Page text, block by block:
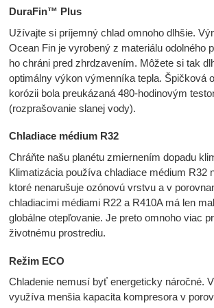
DuraFin™ Plus
Užívajte si príjemný chlad omnoho dlhšie.
Ocean Fin je vyrobený z materiálu odolného
ho chráni pred zhrdzavením. Môžete si tak
optimálny výkon výmenníka tepla. Špičková
korózii bola preukázaná 480-hodinovým
(rozprašovanie slanej vody).
Chladiace médium R32
Chráňte našu planétu zmiernením dopadu
Klimatizácia používa chladiace médium R32
ktoré nenarušuje ozónovú vrstvu a v
chladiacimi médiami R22 a R410A má len
globálne otepľovanie. Je preto omnoho viac
životnému prostrediu.
Režim ECO
Chladenie nemusí byť energeticky náročné.
využíva menšia kapacita kompresora v